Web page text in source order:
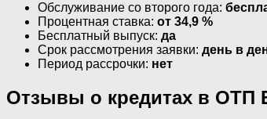
Обслуживание со второго года:
Процентная ставка: от 34,9 %
Бесплатный выпуск: да
Срок рассмотрения заявки: день в
Период рассрочки: нет
Отзывы о кредитах в ОТП